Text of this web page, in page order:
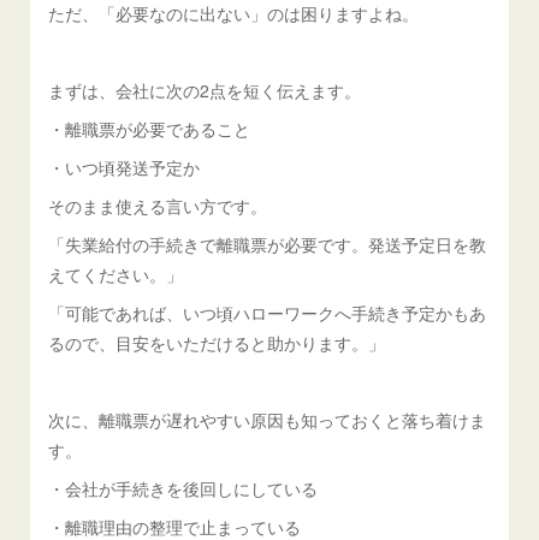
ただ、「必要なのに出ない」のは困りますよね。
まずは、会社に次の2点を短く伝えます。
・離職票が必要であること
・いつ頃発送予定か
そのまま使える言い方です。
「失業給付の手続きで離職票が必要です。発送予定日を教
えてください。」
「可能であれば、いつ頃ハローワークへ手続き予定かもあ
るので、目安をいただけると助かります。」
次に、離職票が遅れやすい原因も知っておくと落ち着けま
す。
・会社が手続きを後回しにしている
・離職理由の整理で止まっている